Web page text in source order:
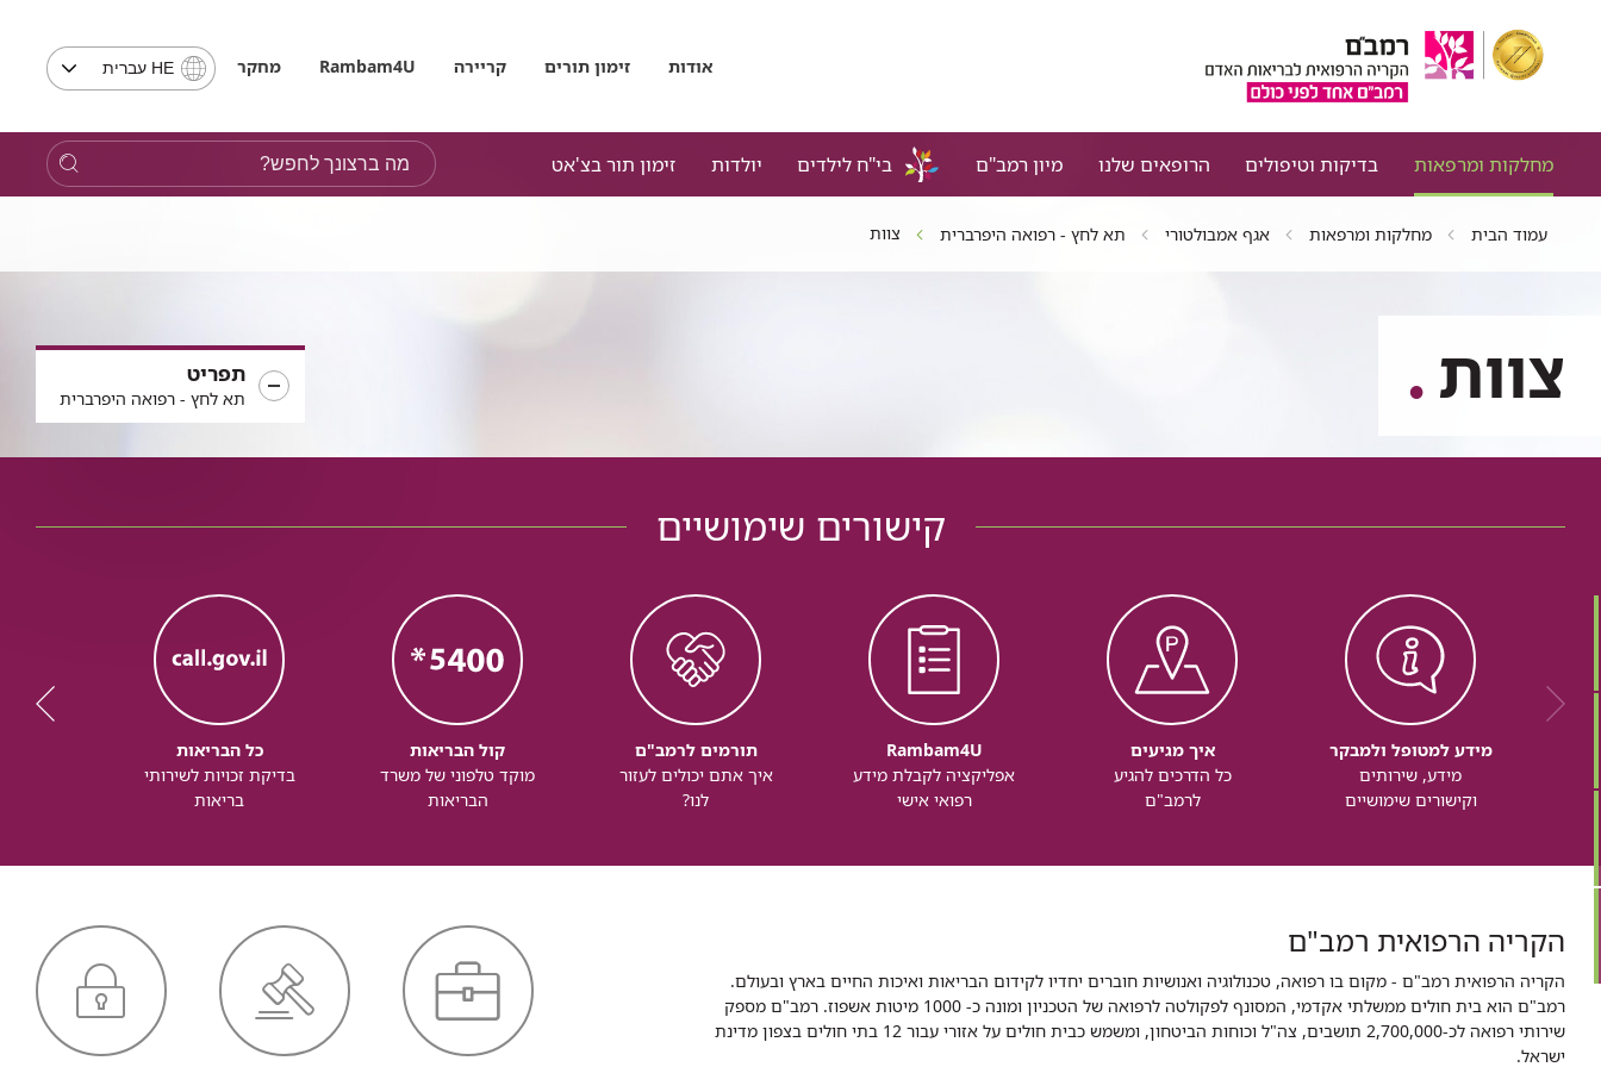
אודות זימון תורים קריירה Rambam4U מחקר
בחירת
שים
לב,
בבחירת
HE עברית
מחלקות ומרפאות בדיקות וטיפולים הרופאים שלנו מיון רמב"ם בי"ח לילדים יולדות זימון תור בצ'אט
מה
ברצונך
לחפש?
עמוד הבית מחלקות ומרפאות אגף אמבולטורי תא לחץ - רפואה היפרברית צוות
תפריט
תא לחץ - רפואה היפרברית צוות
קישורים שימושיים
מידע למטופל ולמבקר
מידע, שירותים
וקישורים שימושיים
איך מגיעים
כל הדרכים להגיע
לרמב"ם
Rambam4U
אפליקציה לקבלת מידע
רפואי אישי
תורמים לרמב"ם
איך אתם יכולים לעזור
לנו?
קול הבריאות
מוקד טלפוני של משרד
הבריאות
כל הבריאות
בדיקת זכויות לשירותי
בריאות
הקריה הרפואית רמב"ם
הקריה הרפואית רמב"ם - מקום בו רפואה, טכנולוגיה ואנושיות חוברים יחדיו לקידום הבריאות ואיכות החיים בארץ ובעולם.
רמב"ם הוא בית חולים ממשלתי אקדמי, המסונף לפקולטה לרפואה של הטכניון ומונה כ- 1000 מיטות אשפוז. רמב"ם מספק
שירותי רפואה לכ-2,700,000 תושבים, צה"ל וכוחות הביטחון, ומשמש כבית חולים על אזורי עבור 12 בתי חולים בצפון מדינת
ישראל.